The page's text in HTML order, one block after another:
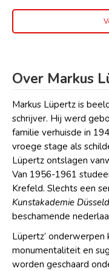
Over Markus
Markus Lüpertz is
schrijver. Hij werd
familie verhuisde in
vroege stage als
Lüpertz ontslagen
Van 1956-1961
Krefeld. Slechts een
Kunstakademie
beschamende
Lüpertz’ onderwerpen
monumentaliteit en
worden geschaard